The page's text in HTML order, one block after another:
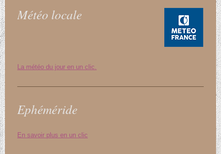
Météo locale
La météo du jour en un clic.
Ephéméride
En savoir plus en un clic